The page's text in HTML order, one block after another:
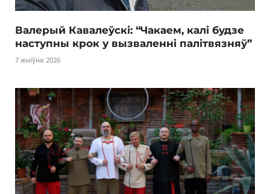
Валерый Кавалеўскі: “Чакаем, калі будзе
наступны крок у вызваленні палітвязняў”
7 жніўня 2026